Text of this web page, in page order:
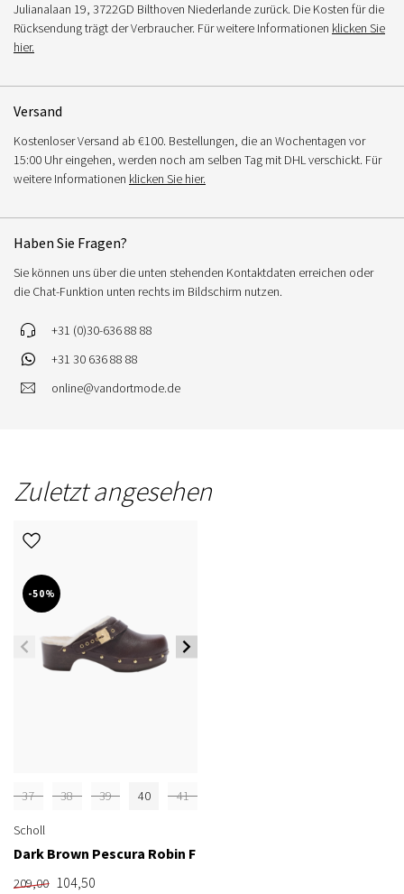
Julianalaan 19, 3722GD Bilthoven Niederlande zurück. Die Kosten für die
Rücksendung trägt der Verbraucher. Für weitere Informationen klicken Sie
hier.
Versand
Kostenloser Versand ab €100. Bestellungen, die an Wochentagen vor
15:00 Uhr eingehen, werden noch am selben Tag mit DHL verschickt. Für
weitere Informationen klicken Sie hier.
Haben Sie Fragen?
Sie können uns über die unten stehenden Kontaktdaten erreichen oder
die Chat-Funktion unten rechts im Bildschirm nutzen.
+31 (0)30-636 88 88
+31 30 636 88 88
online@vandortmode.de
Zuletzt angesehen
-50%
37 38 39 40 41
Scholl
Dark Brown Pescura Robin F
209,00 104,50